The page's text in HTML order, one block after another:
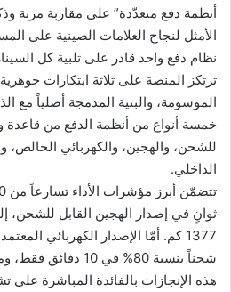
الأمثل لنجاح العلامات الصينية على
نظام دفع واحد قادر على تلبية كل
ترتكز المنصة على ثلاثة ابتكارات
الموسومة، والبنية المدمجة أصلياً مع
خمسة أنواع من أنظمة الدفع من قاعدة
للشحن، والهجين، والكهربائي الخالص،
الداخلي.
ثوانٍ في إصدار الهجين القابل للشحن،
هذه الإنجازات بالفائدة المباشرة